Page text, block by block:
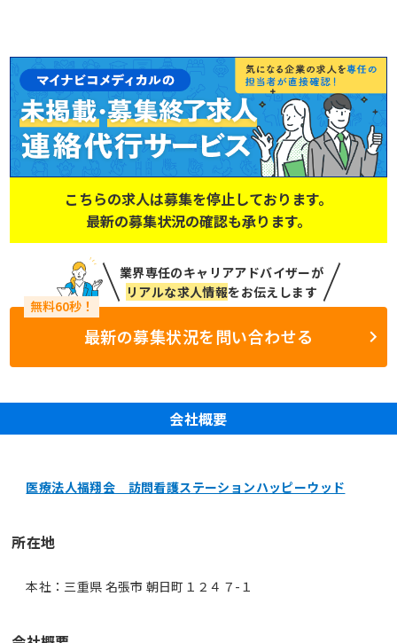
こちらの求人は募集を停止しております。
最新の募集状況の確認も承ります。
業界専任のキャリアアドバイザーが
リアルな求人情報をお伝えします
最新の募集状況を問い合わせる
会社概要
医療法人福翔会 訪問看護ステーションハッピーウッド
所在地
本社：三重県 名張市 朝日町１２４７-１